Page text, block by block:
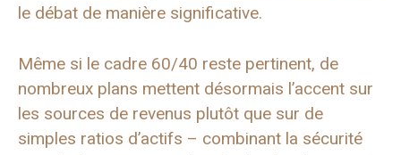
le débat de manière significative.
Même si le cadre 60/40 reste pertinent, de
nombreux plans mettent désormais l’accent sur
les sources de revenus plutôt que sur de
simples ratios d’actifs – combinant la sécurité